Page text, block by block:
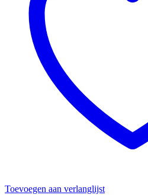
Toevoegen aan verlanglijst